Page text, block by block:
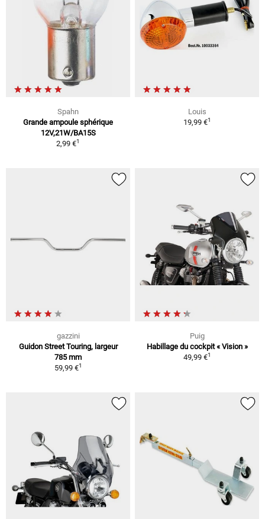
Spahn
Grande ampoule sphérique
12V,21W/BA15S
2,99 €1
Louis
19,99 €1
gazzini
Guidon Street Touring, largeur
785 mm
59,99 €1
Puig
Habillage du cockpit « Vision »
49,99 €1